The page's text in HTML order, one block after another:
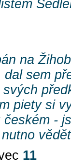
na
sem
piety si
-
11